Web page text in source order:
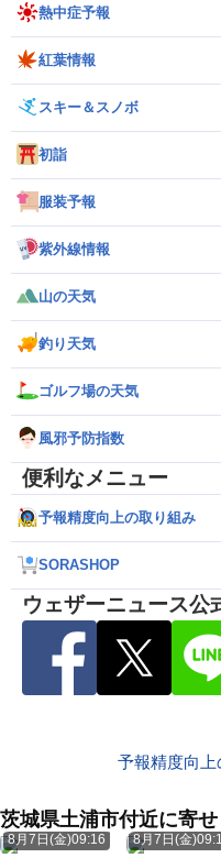
熱中症予報
紅葉情報
スキー＆スノボ
初詣
服装予報
紫外線情報
山の天気
釣り天気
ゴルフ場の天気
風邪予防指数
便利なメニュー
予報精度向上の取り組み
SORASHOP
ウェザーニュース公
予報精度向上
茨城県土浦市付近に寄
8月7日(金)09:16 8月7日(金